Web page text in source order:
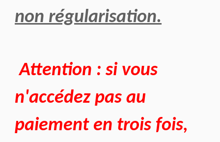
non régularisation.
Attention : si vous
n'accédez pas au
paiement en trois fois,